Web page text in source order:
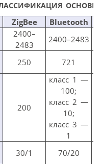
ZigBee
Bluetooth
2400–
2483
2400–2483
250 721
200
класс 1 —
100;
класс 2 —
10;
класс 3 —
1
30/1 70/20